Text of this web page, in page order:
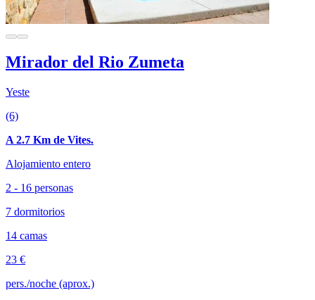
Mirador del Rio Zumeta
Yeste
(6)
A 2.7 Km de Vites.
Alojamiento entero
2 - 16 personas
7 dormitorios
14 camas
23 €
pers./noche (aprox.)